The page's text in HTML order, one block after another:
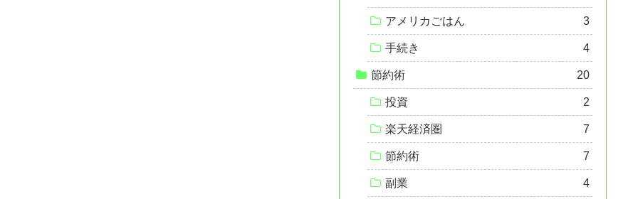
アメリカごはん 3
手続き 4
節約術 20
投資 2
楽天経済圏 7
節約術 7
副業 4